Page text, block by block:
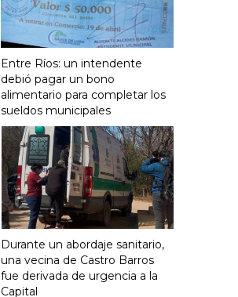
Entre Ríos: un intendente
debió pagar un bono
alimentario para completar los
sueldos municipales
Durante un abordaje sanitario,
una vecina de Castro Barros
fue derivada de urgencia a la
Capital